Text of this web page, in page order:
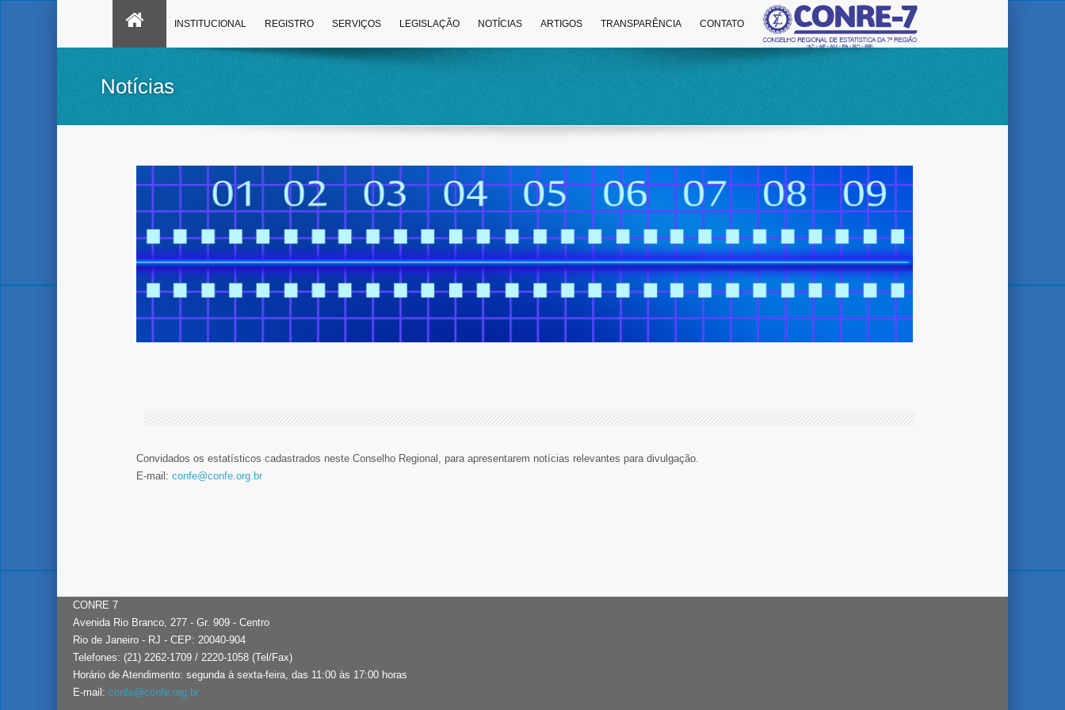
INSTITUCIONAL REGISTRO SERVIÇOS LEGISLAÇÃO NOTÍCIAS ARTIGOS TRANSPARÊNCIA CONTATO
Notícias
Convidados os estatísticos cadastrados neste Conselho Regional, para apresentarem notícias relevantes para divulgação.
E-mail: confe@confe.org.br
CONRE 7
Avenida Rio Branco, 277 - Gr. 909 - Centro
Rio de Janeiro - RJ - CEP: 20040-904
Telefones: (21) 2262-1709 / 2220-1058 (Tel/Fax)
Horário de Atendimento: segunda à sexta-feira, das 11:00 às 17:00 horas
E-mail: confe@confe.org.br